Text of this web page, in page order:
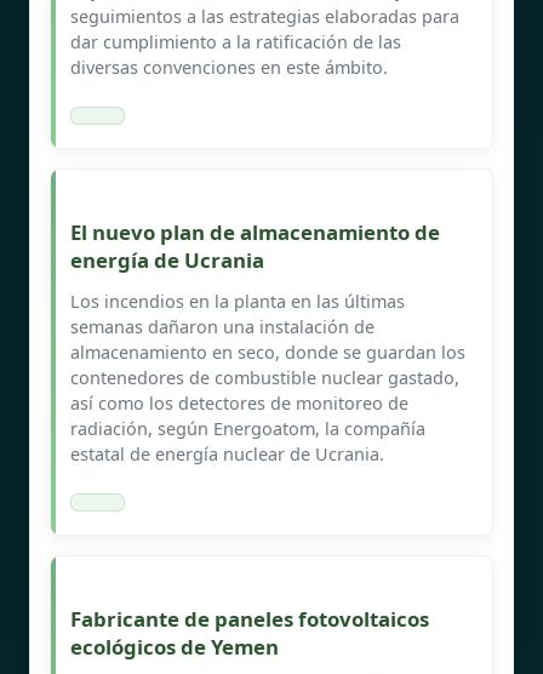
seguimientos a las estrategias elaboradas para
dar cumplimiento a la ratificación de las
diversas convenciones en este ámbito.
El nuevo plan de almacenamiento de
energía de Ucrania
Los incendios en la planta en las últimas
semanas dañaron una instalación de
almacenamiento en seco, donde se guardan los
contenedores de combustible nuclear gastado,
así como los detectores de monitoreo de
radiación, según Energoatom, la compañía
estatal de energía nuclear de Ucrania.
Fabricante de paneles fotovoltaicos
ecológicos de Yemen